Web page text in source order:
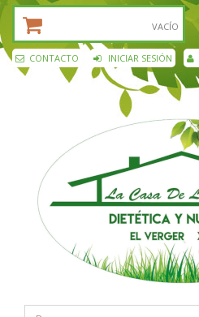
VACÍO
CONTACTO INICIAR SESIÓN